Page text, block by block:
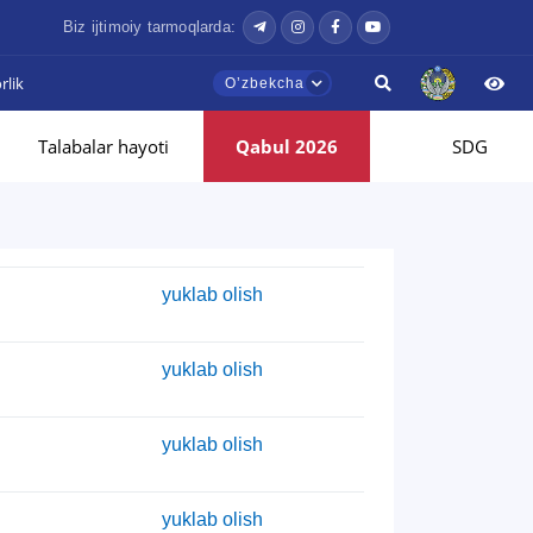
Biz ijtimoiy tarmoqlarda:
Oʼzbekcha
Talabalar hayoti Qabul 2026 SDG
yuklab olish
yuklab olish
yuklab olish
yuklab olish